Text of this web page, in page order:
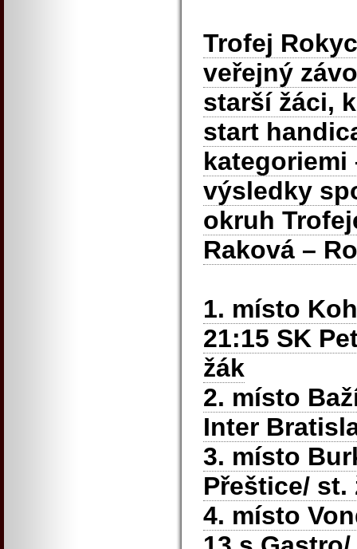
Trofej
veřejný
starší žáci,
start
výsledky
okruh
Raková –
1. místo
21:15 SK
žák
2. místo
Inter
3. místo
Přeštice/ st.
4. místo